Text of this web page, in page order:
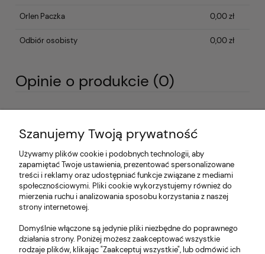
Orlen Paczka 0,00 zł
Odbiór osobisty 0,00 zł
Opinie o produkcie (0)
Twoja opinia:
wyślij
Szanujemy Twoją prywatność
Używamy plików cookie i podobnych technologii, aby
zapamiętać Twoje ustawienia, prezentować spersonalizowane
treści i reklamy oraz udostępniać funkcje związane z mediami
społecznościowymi. Pliki cookie wykorzystujemy również do
mierzenia ruchu i analizowania sposobu korzystania z naszej
strony internetowej.
Domyślnie włączone są jedynie pliki niezbędne do poprawnego
działania strony. Poniżej możesz zaakceptować wszystkie
rodzaje plików, klikając "Zaakceptuj wszystkie", lub odmówić ich